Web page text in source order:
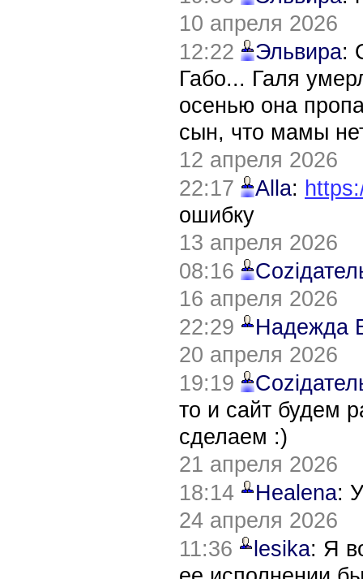
10 апреля 2026
12:22
Эльвира:
Габо... Галя
осенью она
сын, что мамы
12 апреля 2026
22:17
Alla:
ошибку
13 апреля 2026
08:16
16 апреля 2026
22:29
Надежда
20 апреля 2026
19:19
то и сайт будем
сделаем :)
21 апреля 2026
18:14
Healena:
24 апреля 2026
11:36
lesika: Я